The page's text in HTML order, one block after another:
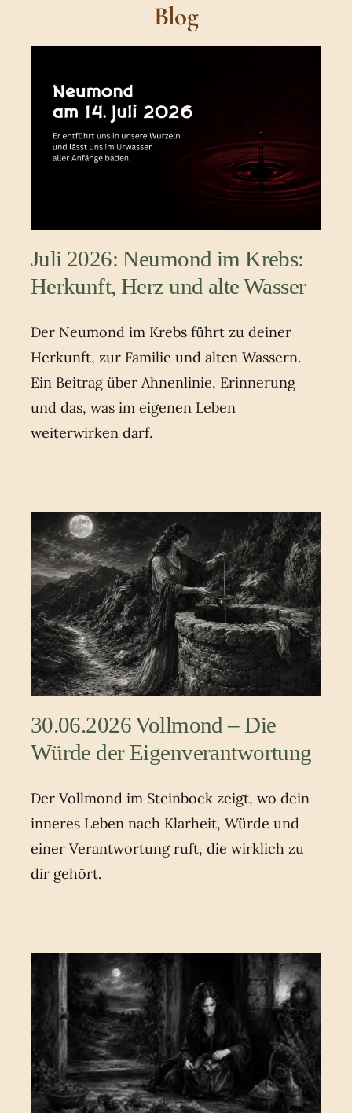
Blog
Juli 2026: Neumond im Krebs:
Herkunft, Herz und alte Wasser
Der Neumond im Krebs führt zu deiner
Herkunft, zur Familie und alten Wassern.
Ein Beitrag über Ahnenlinie, Erinnerung
und das, was im eigenen Leben
weiterwirken darf.
30.06.2026 Vollmond – Die
Würde der Eigenverantwortung
Der Vollmond im Steinbock zeigt, wo dein
inneres Leben nach Klarheit, Würde und
einer Verantwortung ruft, die wirklich zu
dir gehört.